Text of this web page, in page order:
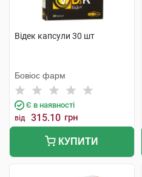
Відек капсули 30 шт
Бовіос фарм
Є в наявності
від 315.10 грн
КУПИТИ